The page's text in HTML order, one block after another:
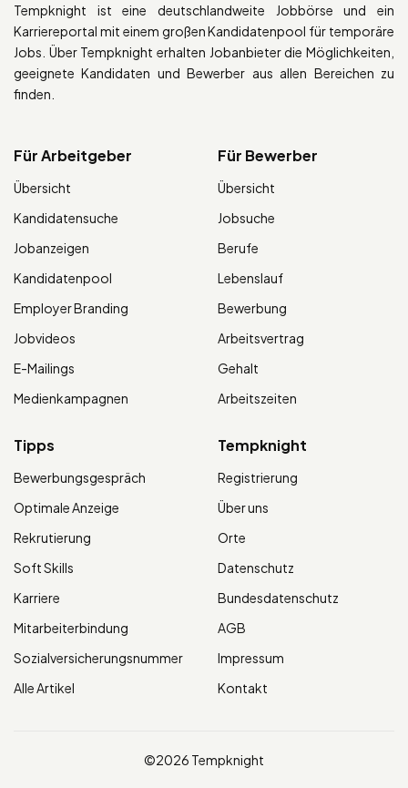
Tempknight ist eine deutschlandweite Jobbörse und ein
Karriereportal mit einem großen Kandidatenpool für temporäre
Jobs. Über Tempknight erhalten Jobanbieter die Möglichkeiten,
geeignete Kandidaten und Bewerber aus allen Bereichen zu
finden.
Für Arbeitgeber
Übersicht
Kandidatensuche
Jobanzeigen
Kandidatenpool
Employer Branding
Jobvideos
E-Mailings
Medienkampagnen
Für Bewerber
Übersicht
Jobsuche
Berufe
Lebenslauf
Bewerbung
Arbeitsvertrag
Gehalt
Arbeitszeiten
Tipps
Bewerbungsgespräch
Optimale Anzeige
Rekrutierung
Soft Skills
Karriere
Mitarbeiterbindung
Sozialversicherungsnummer
Alle Artikel
Tempknight
Registrierung
Über uns
Orte
Datenschutz
Bundesdatenschutz
AGB
Impressum
Kontakt
©2026 Tempknight